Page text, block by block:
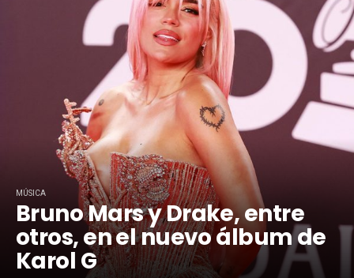
MÚSICA
Bruno Mars y Drake, entre
otros, en el nuevo álbum de
Karol G